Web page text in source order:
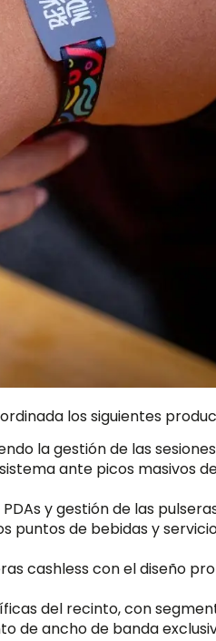
los siguientes
la gestión de las
ante picos masivos
y gestión de las
puntos de bebidas y
cashless con el diseño
del recinto, con
de ancho de banda